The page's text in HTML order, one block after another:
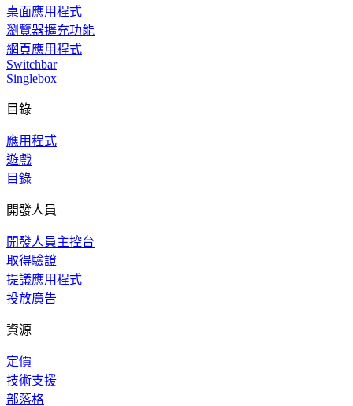
桌面應用程式
瀏覽器擴充功能
網頁應用程式
Switchbar
Singlebox
目錄
應用程式
遊戲
目錄
開發人員
開發人員主控台
取得驗證
提議應用程式
投放廣告
資源
定價
技術支援
部落格